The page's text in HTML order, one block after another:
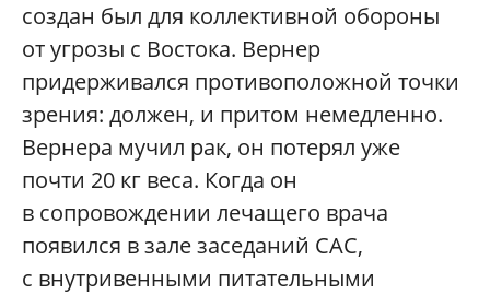
создан был для коллективной обороны
от угрозы с Востока. Вернер
придерживался противоположной точки
зрения: должен, и притом немедленно.
Вернера мучил рак, он потерял уже
почти 20 кг веса. Когда он
в сопровождении лечащего врача
появился в зале заседаний САС,
с внутривенными питательными